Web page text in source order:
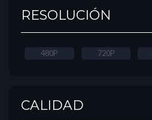
RESOLUCIÓN
480P 720P
CALIDAD